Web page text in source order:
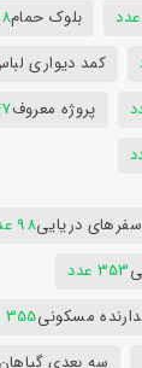
بلوک حمام
کمد دیواری
پروژه معروف
دریایی98 عدد
353 عدد
مسکونی355 عدد
سه بعدی